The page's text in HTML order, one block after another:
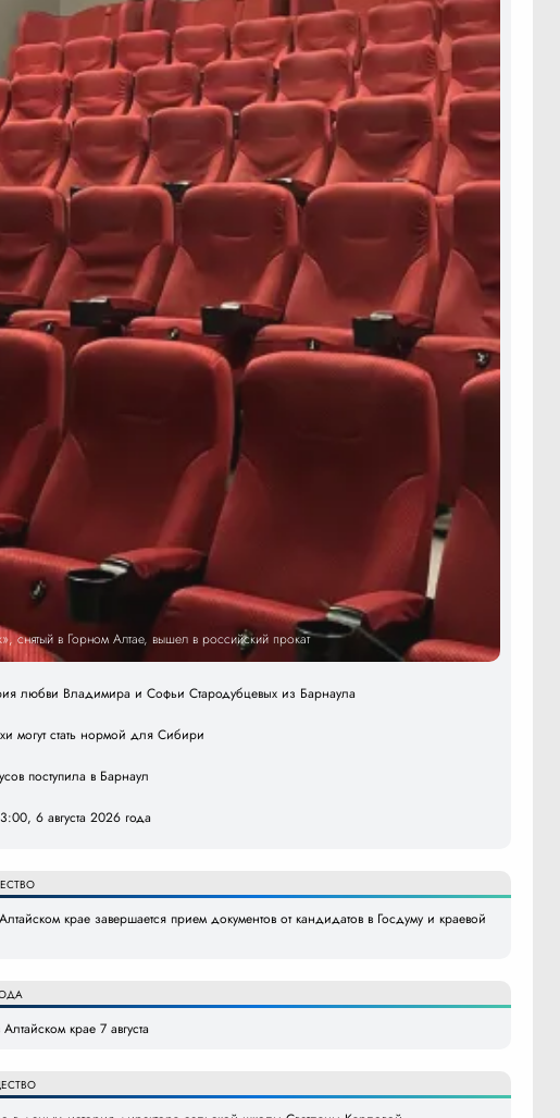
снятый в Горном Алтае, вышел в российский прокат
любви Владимира и Софьи Стародубцевых из Барнаула
могут стать нормой для Сибири
поступила в Барнаул
6 августа 2026 года
крае завершается прием документов от кандидатов в Госдуму и краевой
крае 7 августа